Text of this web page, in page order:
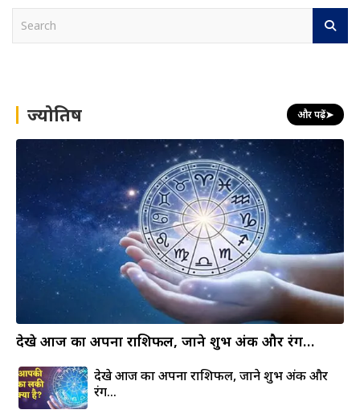
h ज्योतिष और पढ़ें➤
देखे आज का अपना राशिफल, जाने शुभ अंक और रंग…
देखे आज का अपना राशिफल, जाने शुभ अंक और
रंग…